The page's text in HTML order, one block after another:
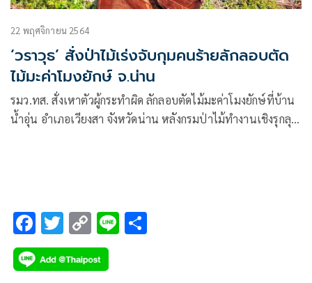
22 พฤศจิกายน 2564
‘วราวุธ’ สั่งป่าไม้เร่งจับกุมคนร้ายลักลอบตัด
ไม้มะค่าโมงยักษ์ จ.น่าน
รมว.ทส. สั่งเหาตัวผู้กระทำผิด ลักลอบตัดไม้มะค่าโมงยักษ์ที่บ้าน
น้ำอุ่น อำเภอเวียงสา จังหวัดน่าน หลังกรมป่าไม้ทำงานเชิงรุกลุย
F
ac
e
T
wi
tt
C
o
p
Li